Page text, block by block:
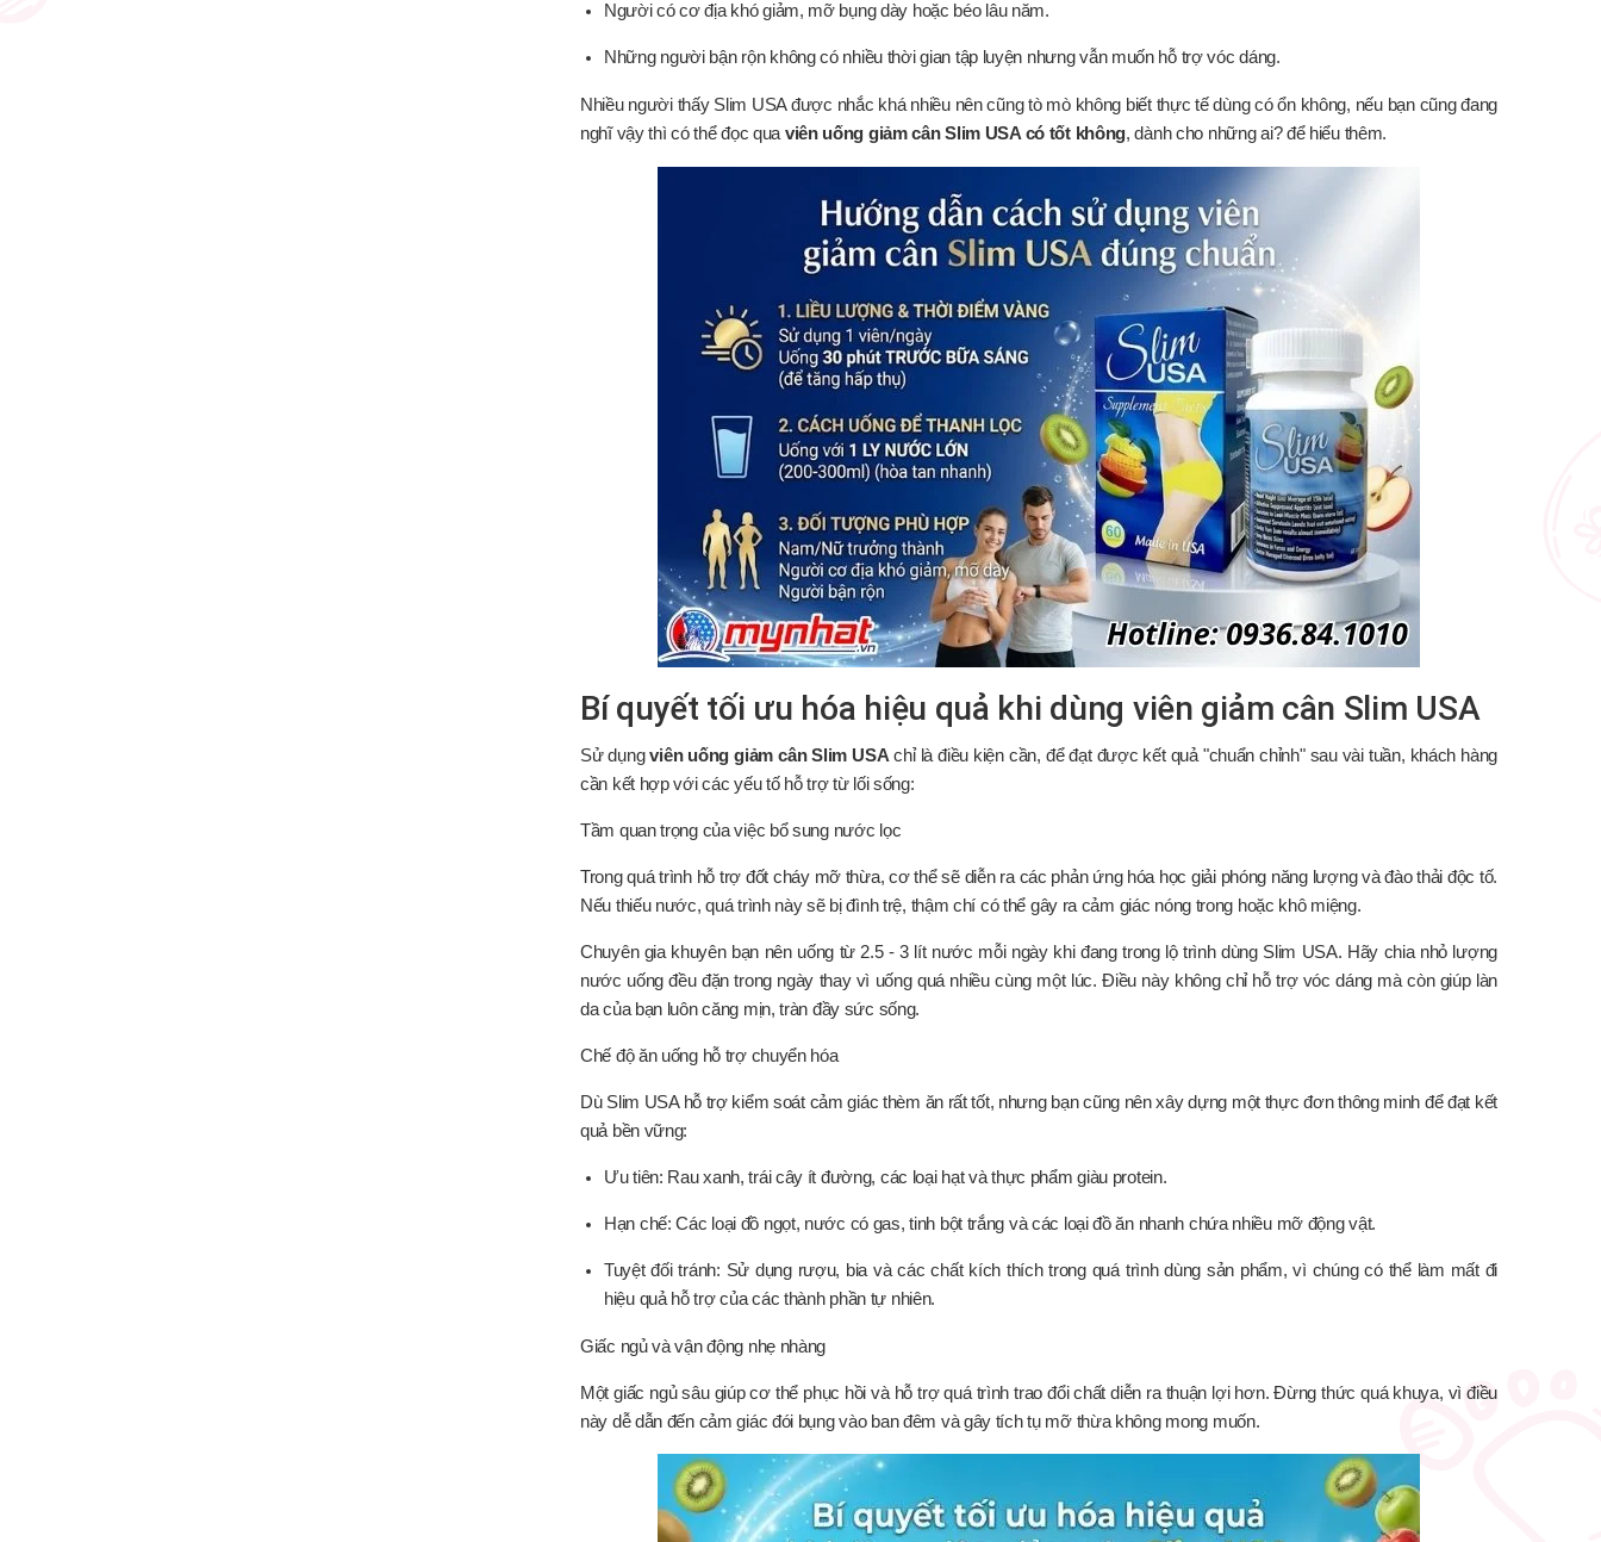
Người có cơ địa khó giảm, mỡ bụng dày hoặc béo lâu năm.
Những người bận rộn không có nhiều thời gian tập luyện nhưng vẫn muốn hỗ trợ vóc dáng.
Nhiều người thấy Slim USA được nhắc khá nhiều nên cũng tò mò không biết thực tế dùng có ổn không, nếu bạn cũng đang
nghĩ vậy thì có thể đọc qua viên uống giảm cân Slim USA có tốt không, dành cho những ai? để hiểu thêm.
Bí quyết tối ưu hóa hiệu quả khi dùng viên giảm cân Slim USA
Sử dụngviên uống giảm cân Slim USA chỉ là điều kiện cần, để đạt được kết quả "chuẩn chỉnh" sau vài tuần, khách hàng
cần kết hợp với các yếu tố hỗ trợ từ lối sống:
Tầm quan trọng của việc bổ sung nước lọc
Trong quá trình hỗ trợ đốt cháy mỡ thừa, cơ thể sẽ diễn ra các phản ứng hóa học giải phóng năng lượng và đào thải độc tố.
Nếu thiếu nước, quá trình này sẽ bị đình trệ, thậm chí có thể gây ra cảm giác nóng trong hoặc khô miệng.
Chuyên gia khuyên bạn nên uống từ 2.5 - 3 lít nước mỗi ngày khi đang trong lộ trình dùng Slim USA. Hãy chia nhỏ lượng
nước uống đều đặn trong ngày thay vì uống quá nhiều cùng một lúc. Điều này không chỉ hỗ trợ vóc dáng mà còn giúp làn
da của bạn luôn căng mịn, tràn đầy sức sống.
Chế độ ăn uống hỗ trợ chuyển hóa
Dù Slim USA hỗ trợ kiểm soát cảm giác thèm ăn rất tốt, nhưng bạn cũng nên xây dựng một thực đơn thông minh để đạt kết
quả bền vững:
Ưu tiên: Rau xanh, trái cây ít đường, các loại hạt và thực phẩm giàu protein.
Hạn chế: Các loại đồ ngọt, nước có gas, tinh bột trắng và các loại đồ ăn nhanh chứa nhiều mỡ động vật.
Tuyệt đối tránh: Sử dụng rượu, bia và các chất kích thích trong quá trình dùng sản phẩm, vì chúng có thể làm mất đi
hiệu quả hỗ trợ của các thành phần tự nhiên.
Giấc ngủ và vận động nhẹ nhàng
Một giấc ngủ sâu giúp cơ thể phục hồi và hỗ trợ quá trình trao đổi chất diễn ra thuận lợi hơn. Đừng thức quá khuya, vì điều
này dễ dẫn đến cảm giác đói bụng vào ban đêm và gây tích tụ mỡ thừa không mong muốn.